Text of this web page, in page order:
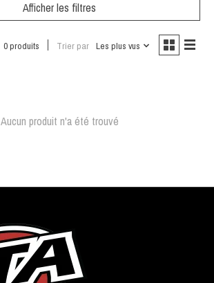
Afficher les filtres
0 produits Trier par Les plus vus
Aucun produit n'a été trouvé